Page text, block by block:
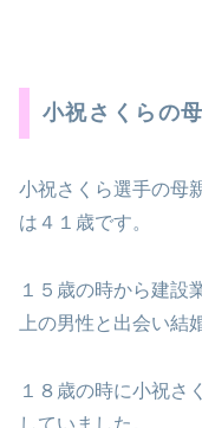
小祝さくらの
小祝さくら選手の母
は４１歳です。
１５歳の時から建設
上の男性と出会い結
１８歳の時に小祝さ
していました。